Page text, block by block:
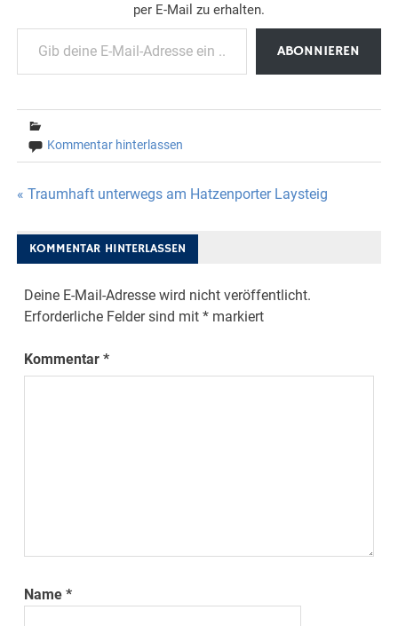
per E-Mail zu erhalten.
Gib deine E-Mail-Adresse ein ...
ABONNIEREN
Kommentar hinterlassen
Beitragsnavigation
« Traumhaft unterwegs am Hatzenporter Laysteig
KOMMENTAR HINTERLASSEN
Deine E-Mail-Adresse wird nicht veröffentlicht.
Erforderliche Felder sind mit* markiert
Kommentar*
Name*